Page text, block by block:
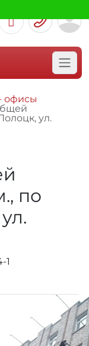
офисы
ул.
по
1